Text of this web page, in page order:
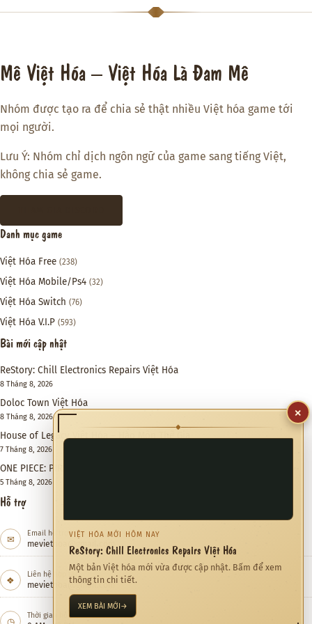
Mê Việt Hóa – Việt Hóa Là Đam Mê
Nhóm được tạo ra để chia sẻ thật nhiều Việt hóa game tới
mọi người.
Lưu Ý: Nhóm chỉ dịch ngôn ngữ của game sang tiếng Việt,
không chia sẻ game.
Danh mục game
Việt Hóa Free (238)
Việt Hóa Mobile/Ps4 (32)
Việt Hóa Switch (76)
Việt Hóa V.I.P (593)
Bài mới cập nhật
ReStory: Chill Electronics Repairs Việt Hóa
8 Tháng 8, 2026
Doloc Town Việt Hóa
8 Tháng 8, 2026
House of Legacy Việt Hóa – Hào Môn Thế Gia
7 Tháng 8, 2026
ONE PIECE: PIRATE WARRIORS 4 Việt Hóa
5 Tháng 8, 2026
Hỗ trợ
✉ Email hỗ trợ
meviethoa@gmail.com
❖ Liên hệ hợp tác
meviethoa@gmail.com
◷ Thời gian hỗ trợ
×
◆
VIỆT HÓA MỚI HÔM NAY
ReStory: Chill Electronics Repairs Việt Hóa
Một bản Việt hóa mới vừa được cập nhật. Bấm để xem
thông tin chi tiết.
XEM BÀI MỚI→